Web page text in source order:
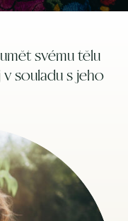
svému tělu
souladu s jeho